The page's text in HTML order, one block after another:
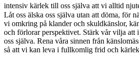
intensiv kärlek till oss själva att vi alltid
Låt oss älska oss själva utan att döma, för
vi omkring på klander och skuldkänslor,
och förlorar perspektivet. Stärk vår vilja att
oss själva. Rena våra sinnen från
så att vi kan leva i fullkomlig frid och